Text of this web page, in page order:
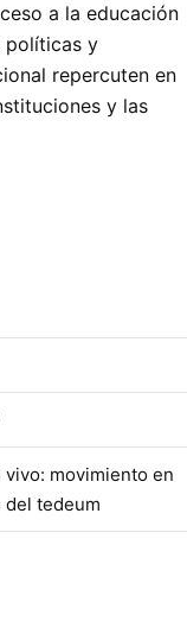
a la educación
políticas y
repercuten en
y las
movimiento en
tedeum